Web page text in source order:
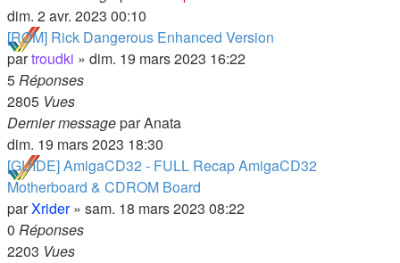
dim. 2 avr. 2023 00:10
[ROM] Rick Dangerous Enhanced Version
partroudki » dim. 19 mars 2023 16:22
5Réponses
2805 Vues
Dernier messageparAnata
dim. 19 mars 2023 18:30
[GUIDE] AmigaCD32 - FULL Recap AmigaCD32
Motherboard & CDROM Board
parXrider» sam. 18 mars 2023 08:22
0 Réponses
2203 Vues